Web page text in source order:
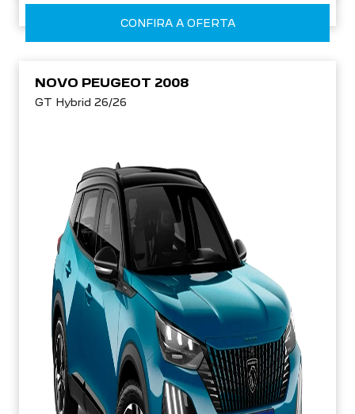
CONFIRA A OFERTA
NOVO PEUGEOT 2008
GT Hybrid 26/26